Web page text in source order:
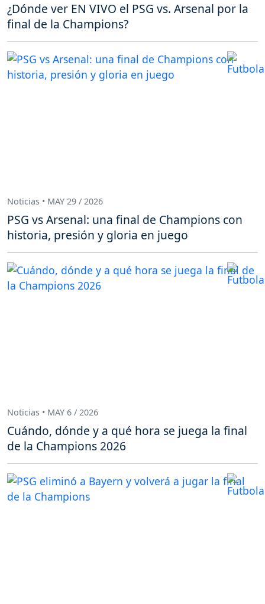
¿Dónde ver EN VIVO el PSG vs. Arsenal por la
final de la Champions?
Noticias • MAY 29 / 2026
PSG vs Arsenal: una final de Champions con
historia, presión y gloria en juego
Noticias • MAY 6 / 2026
Cuándo, dónde y a qué hora se juega la final
de la Champions 2026